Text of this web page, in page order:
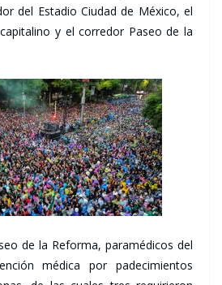
del Estadio Ciudad de México, el
y el corredor Paseo de la
de la Reforma, paramédicos del
médica por padecimientos